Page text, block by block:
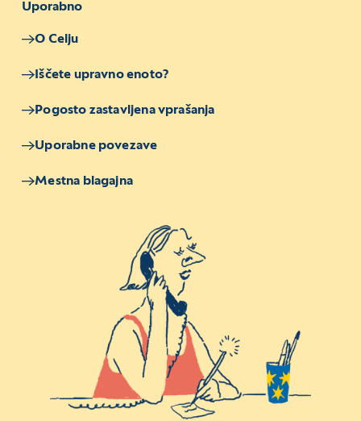
Uporabno
O Celju
Iščete upravno enoto?
Pogosto zastavljena vprašanja
Uporabne povezave
Mestna blagajna